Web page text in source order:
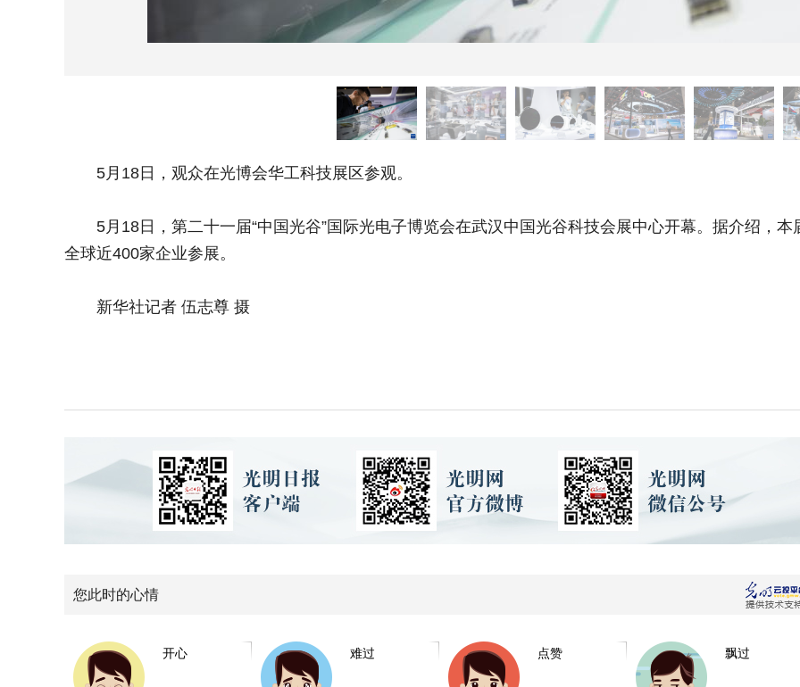
5月18日，观众在光博会华工科技展区参观。
5月18日，第二十一届“中国光谷”国际光电子博览会在武汉中国光谷科技会展中心开幕。据介绍，本
全球近400家企业参展。
新华社记者 伍志尊 摄
您此时的心情
开心 难过 点赞 飘过